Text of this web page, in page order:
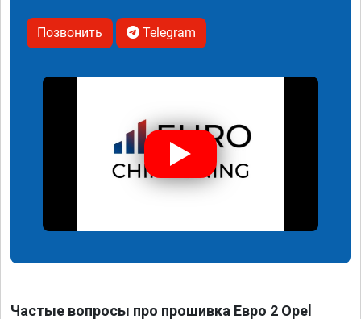
Позвонить Telegram
Частые вопросы про прошивка Евро 2 Opel